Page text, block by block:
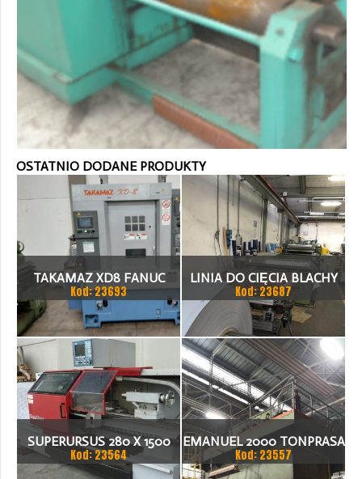
OSTATNIO DODANE PRODUKTY
TAKAMAZ XD8 FANUC
21ITA TOKARKA CNC
Kod: 23693
LINIA DO CIĘCIA BLACHY
1.500 X 1,5 (2,5) MM
Kod: 23687
SUPERURSUS 280 X 1500
TOKARKA
Kod: 23564
EMANUEL 2000 TONPRASA
HYDRAULICZNA 3200 X
Kod: 23557